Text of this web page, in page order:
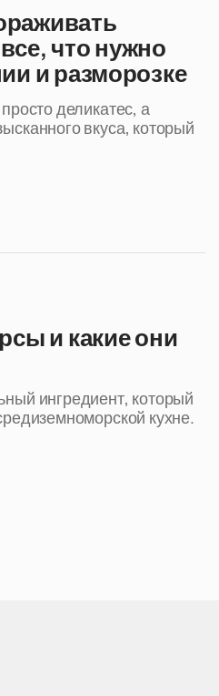
что нужно
и разморозке
деликатес, а
вкуса, который
и какие они
ингредиент, который
кухне.